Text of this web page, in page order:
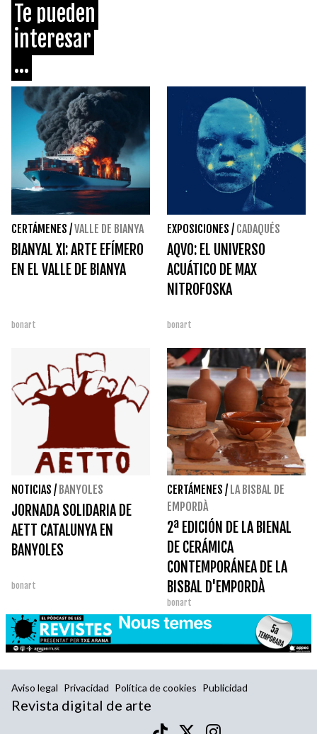
Te pueden
interesar
...
CERTÁMENES /VALLE DE BIANYA
BIANYAL XI: ARTE EFÍMERO
EN EL VALLE DE BIANYA
bonart
EXPOSICIONES / CADAQUÉS
AQVO: EL UNIVERSO
ACUÁTICO DE MAX
NITROFOSKA
bonart
NOTICIAS / BANYOLES
JORNADA SOLIDARIA DE
AETT CATALUNYA EN
BANYOLES
bonart
CERTÁMENES / LA BISBAL DE
EMPORDÀ
2ª EDICIÓN DE LA BIENAL
DE CERÁMICA
CONTEMPORÁNEA DE LA
BISBAL D'EMPORDÀ
bonart
Aviso legal Privacidad Política de cookies Publicidad
Revista digital de arte